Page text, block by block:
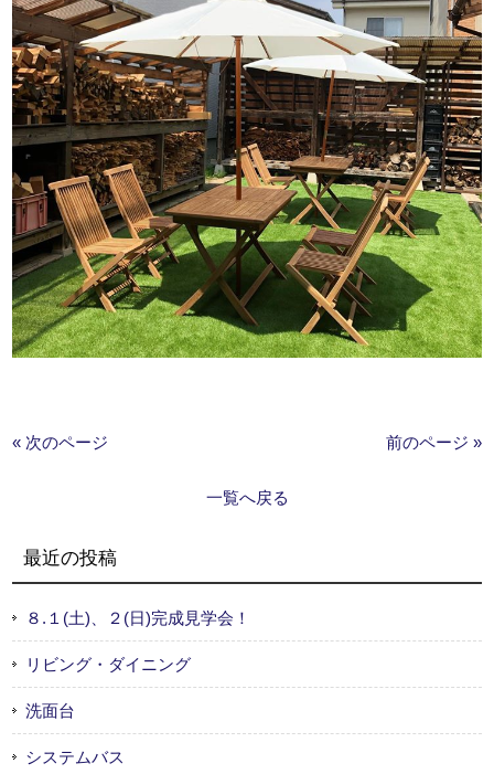
« 次のページ 前のページ »
一覧へ戻る
最近の投稿
８.１(土)、２(日)完成見学会！
リビング・ダイニング
洗面台
システムバス